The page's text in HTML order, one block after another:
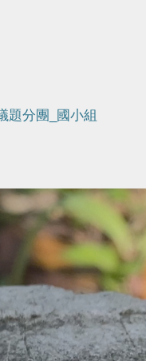
題分團_國小組